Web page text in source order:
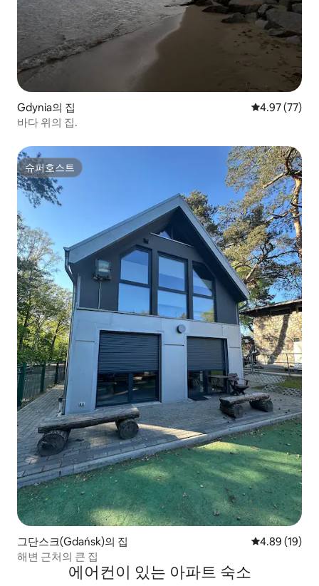
Gdynia의 집 평점 4.97점(5
4.97 (77)
바다 위의 집.
슈퍼호스트
슈퍼호스트
그단스크(Gdańsk)의 집 평점 4.89점(5
4.89 (19)
해변 근처의 큰 집
에어컨이 있는 아파트 숙소